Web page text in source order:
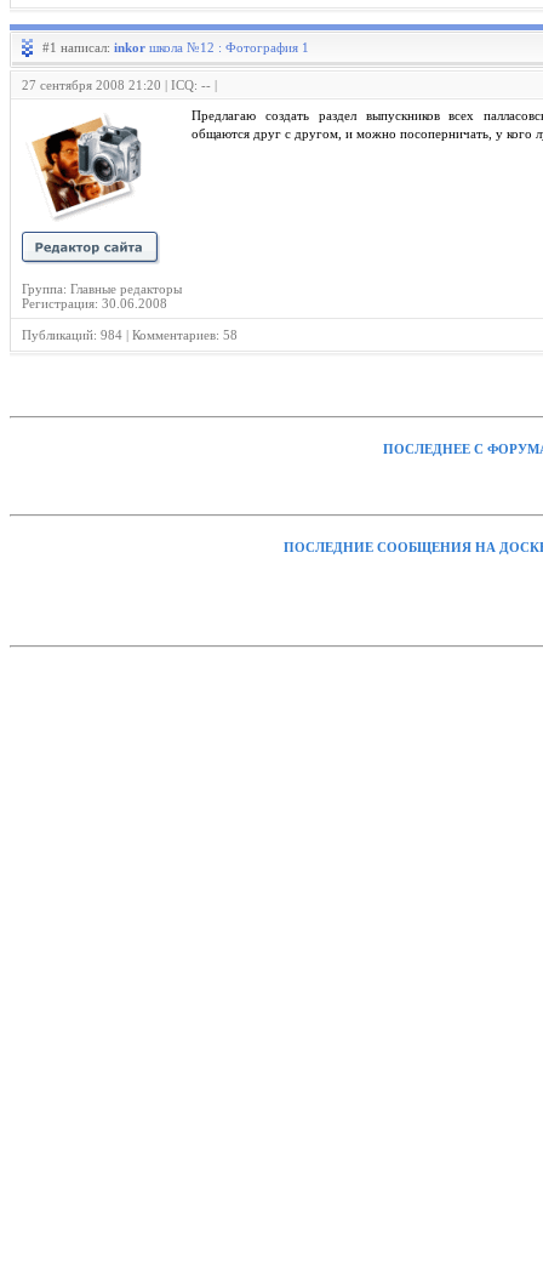
#1 написал: inkor школа №12 : Фотография 1
27 сентября 2008 21:20 | ICQ: -- |
Группа: Главные редакторы
Регистрация: 30.06.2008
Предлагаю создать раздел выпускников всех
общаются друг с другом, и можно посоперничать, у кого
Публикаций: 984 | Комментариев: 58
ПОСЛЕДНЕЕ С
ПОСЛЕДНИЕ СООБЩЕНИЯ НА